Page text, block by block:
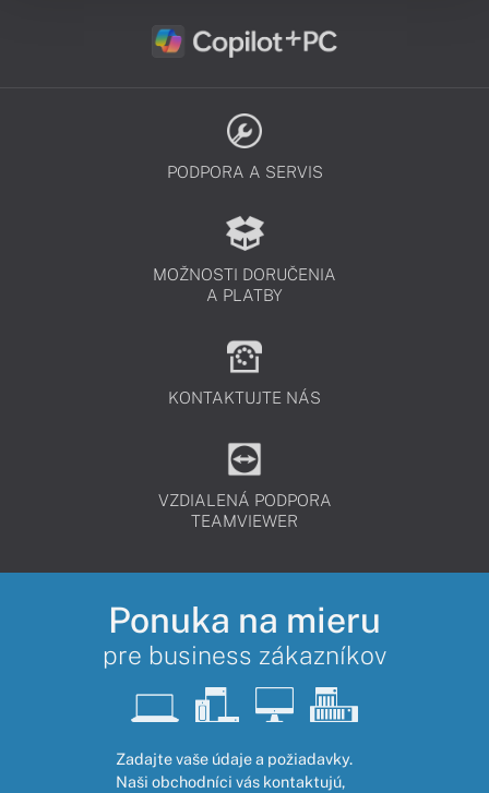
PODPORA A SERVIS
MOŽNOSTI DORUČENIA
A PLATBY
KONTAKTUJTE NÁS
VZDIALENÁ PODPORA
TEAMVIEWER
Ponuka na mieru
pre business zákazníkov
Zadajte vaše údaje a požiadavky.
Naši obchodníci vás kontaktujú,